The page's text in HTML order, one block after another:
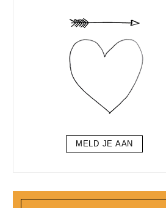
MELD JE AAN